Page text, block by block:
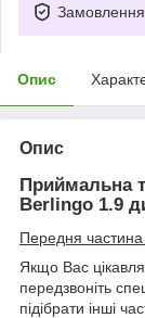
Замовлення
Опис
Опис
Приймальна
Berlingo 1.9
Передня
Якщо Вас
передзвоніть
підібрати інші